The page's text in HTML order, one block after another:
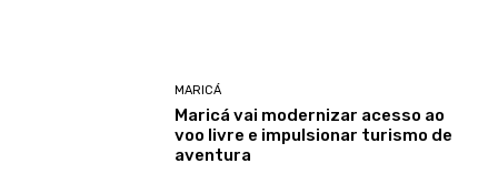
MARICÁ
Maricá vai modernizar acesso ao
voo livre e impulsionar turismo de
aventura